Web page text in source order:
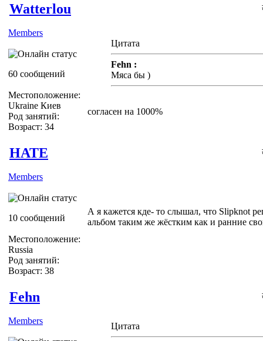
Watterlou
Members
60 сообщений
Местоположение:
Ukraine Киев
Род занятий:
Возраст: 34
Цитата
Fehn :
Мяса бы )
согласен на 1000%
HATE
Members
10 сообщений
Местоположение:
Russia
Род занятий:
Возраст: 38
А я кажется кде- то слышал, что Slipknot
альбом таким же жёстким как и ранние
Fehn
Members
Цитата